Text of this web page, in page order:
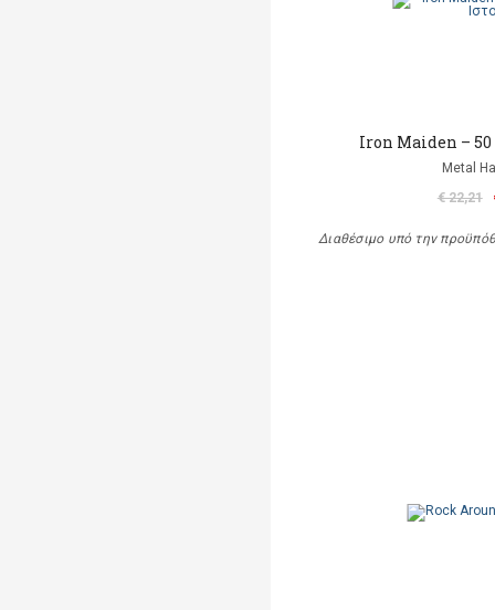
Iron Maiden – 50
Metal
€ 22,21
Διαθέσιμο υπό την